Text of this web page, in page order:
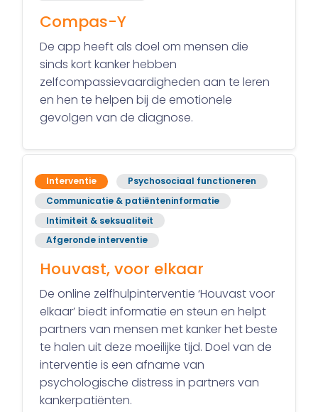
Compas-Y
De app heeft als doel om mensen die
sinds kort kanker hebben
zelfcompassievaardigheden aan te leren
en hen te helpen bij de emotionele
gevolgen van de diagnose.
Interventie
Psychosociaal functioneren
Communicatie & patiënteninformatie
Intimiteit & seksualiteit
Afgeronde interventie
Houvast, voor elkaar
De online zelfhulpinterventie ‘Houvast voor
elkaar’ biedt informatie en steun en helpt
partners van mensen met kanker het beste
te halen uit deze moeilijke tijd. Doel van de
interventie is een afname van
psychologische distress in partners van
kankerpatiënten.